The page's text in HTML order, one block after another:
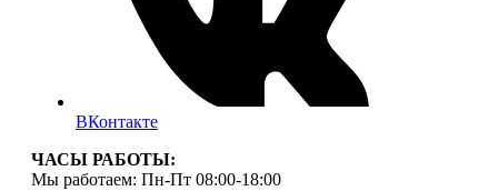
ВКонтакте
ЧАСЫ РАБОТЫ:
Мы работаем: Пн-Пт 08:00-18:00